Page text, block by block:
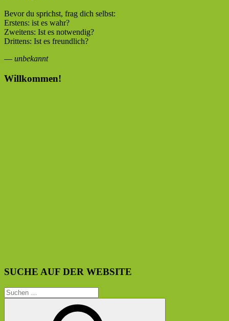
Bevor du sprichst, frag dich selbst:
Erstens: ist es wahr?
Zweitens: Ist es notwendig?
Drittens: Ist es freundlich?
— unbekannt
Willkommen!
SUCHE AUF DER WEBSITE
Suchen
nach: